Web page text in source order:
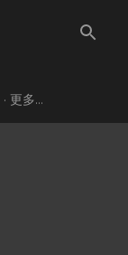
更多…